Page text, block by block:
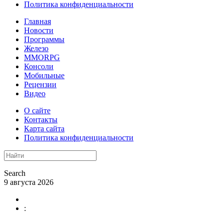
Политика конфиденциальности
Главная
Новости
Программы
Железо
MMORPG
Консоли
Мобильные
Рецензии
Видео
О сайте
Контакты
Карта сайта
Политика конфиденциальности
Search
9 августа 2026
: